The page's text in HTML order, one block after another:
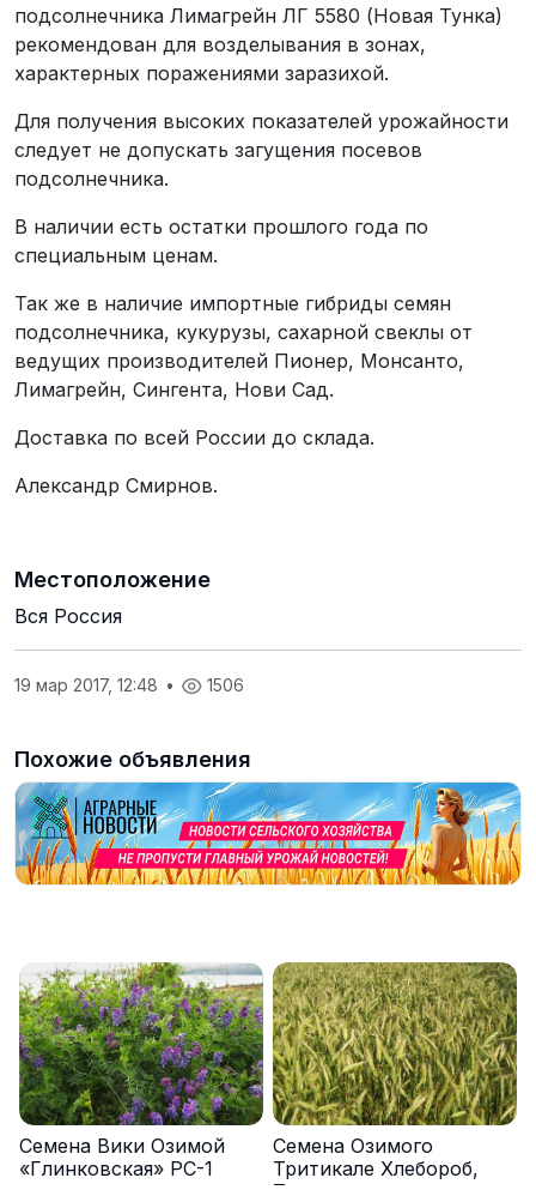
подсолнечника Лимагрейн ЛГ 5580 (Новая Тунка)
рекомендован для возделывания в зонах,
характерных поражениями заразихой.
Для получения высоких показателей урожайности
следует не допускать загущения посевов
подсолнечника.
В наличии есть остатки прошлого года по
специальным ценам.
Так же в наличие импортные гибриды семян
подсолнечника, кукурузы, сахарной свеклы от
ведущих производителей Пионер, Монсанто,
Лимагрейн, Сингента, Нови Сад.
Доставка по всей России до склада.
Александр Смирнов.
Местоположение
Вся Россия
19 мар 2017, 12:48 • 1506
Похожие объявления
Семена Вики Озимой
«Глинковская» РС-1
Семена Озимого
Тритикале Хлебороб,
Тихон